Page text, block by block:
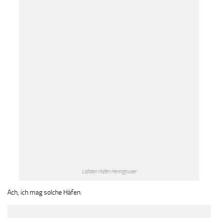
Lofoten Hafen Hennigsvaer
Ach, ich mag solche Häfen.